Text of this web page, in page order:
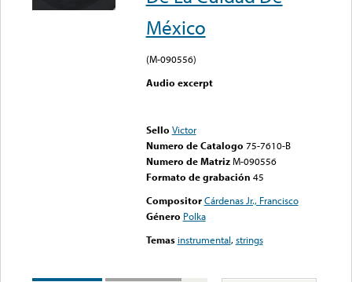
México
(M-090556)
Audio excerpt
Sello Victor
Numero de Catalogo 75-7610-B
Numero de Matriz M-090556
Formato de grabación 45
Compositor Cárdenas Jr., Francisco
Género Polka
Temas instrumental,strings